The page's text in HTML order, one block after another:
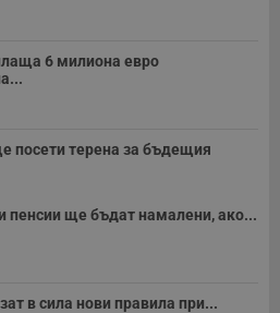
6 милиона евро
посети терена за бъдещия
пенсии ще бъдат намалени, ако...
в сила нови правила при...